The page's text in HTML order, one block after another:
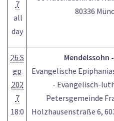
7
all
day
80336
26 S
ep
202
7
18:0
Mendelssohn
Evangelische
- Evangelisch-
Petersgemeinde
Holzhausenstraße 6,